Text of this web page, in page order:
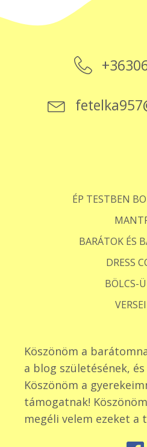
ÉP TESTBEN
BARÁTOK ÉS
DRESS
BÖLCS-
Köszönöm a
a blog születésének,
Köszönöm a
támogatnak!
megéli velem ezeket a